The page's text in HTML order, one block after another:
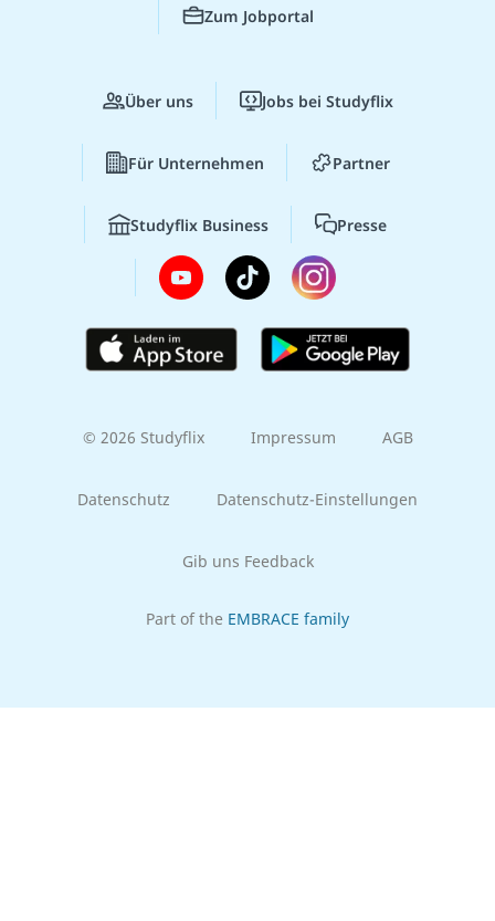
Zum Jobportal
Über uns Jobs bei Studyflix
Für Unternehmen Partner
Studyflix Business Presse
© 2026 Studyflix Impressum AGB
Datenschutz Datenschutz-Einstellungen
Gib uns Feedback
Part of the EMBRACE family